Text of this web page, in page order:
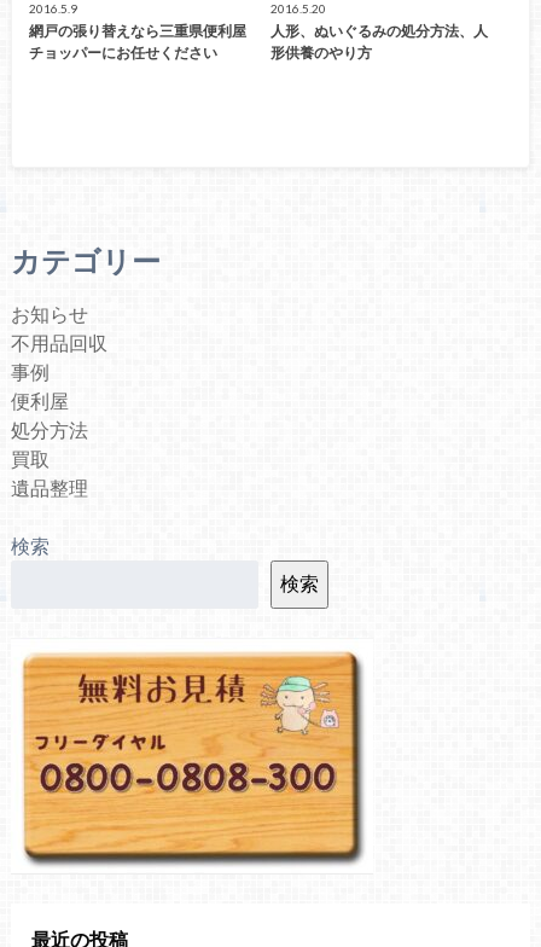
2016.5.9
網戸の張り替えなら三重県便利屋
チョッパーにお任せください
2016.5.20
人形、ぬいぐるみの処分方法、人
形供養のやり方
カテゴリー
お知らせ
不用品回収
事例
便利屋
処分方法
買取
遺品整理
検索
検索
最近の投稿